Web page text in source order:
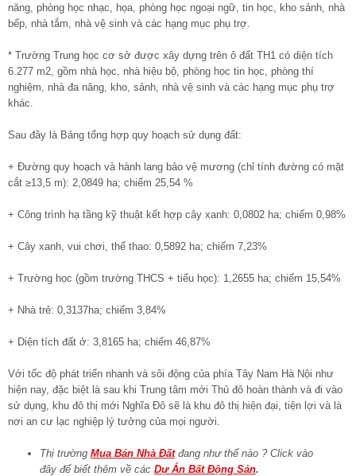
năng, phòng học nhạc, họa, phòng học ngoại ngữ, tin học, kho sảnh, nhà
bếp, nhà tắm, nhà vệ sinh và các hạng mục phụ trợ.
* Trường Trung học cơ sở được xây dựng trên ô đất TH1 có diện tích
6.277 m2, gồm nhà học, nhà hiệu bộ, phòng học tin học, phòng thí
nghiệm, nhà đa năng, kho, sảnh, nhà vệ sinh và các hạng mục phụ trợ
khác.
Sau đây là Bảng tổng hợp quy hoạch sử dụng đất:
+ Đường quy hoạch và hành lang bảo vệ mương (chỉ tính đường có mặt
cắt ≥13,5 m): 2,0849 ha; chiếm 25,54 %
+ Công trình hạ tầng kỹ thuật kết hợp cây xanh: 0,0802 ha; chiếm 0,98%
+ Cây xanh, vui chơi, thể thao: 0,5892 ha; chiếm 7,23%
+ Trường học (gồm trường THCS + tiểu học): 1,2655 ha; chiếm 15,54%
+ Nhà trẻ: 0,3137ha; chiếm 3,84%
+ Diện tích đất ở: 3,8165 ha; chiếm 46,87%
Với tốc độ phát triển nhanh và sôi động của phía Tây Nam Hà Nội như
hiện nay, đặc biệt là sau khi Trung tâm mới Thủ đô hoàn thành và đi vào
sử dụng, khu đô thị mới Nghĩa Đô sẽ là khu đô thị hiện đại, tiện lợi và là
nơi an cư lạc nghiệp lý tưởng của mọi người.
Thị trường Mua Bán Nhà Đấtđang như thế nào ? Click vào
đây để biết thêm về các Dự Án Bất Động Sản.